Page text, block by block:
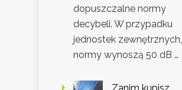
dopuszczalne normy
decybeli. W przypadku
jednostek zewnętrznych,
normy wynoszą 50 dB …